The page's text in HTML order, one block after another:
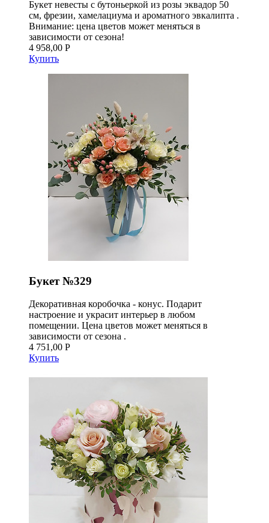
Букет невесты с бутоньеркой из розы эквадор 50
см, фрезии, хамелациума и ароматного эвкалипта .
Внимание: цена цветов может меняться в
зависимости от сезона!
4 958,00 Р
Купить
Букет №329
Декоративная коробочка - конус. Подарит
настроение и украсит интерьер в любом
помещении. Цена цветов может меняться в
зависимости от сезона .
4 751,00 Р
Купить